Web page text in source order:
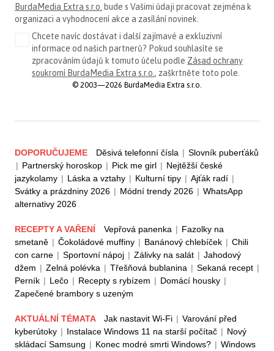
BurdaMedia Extra s.r.o. bude s Vašimi údaji pracovat zejména k
organizaci a vyhodnocení akce a zasílání novinek.
Chcete navíc dostávat i další zajímavé a exkluzivní
informace od našich partnerů? Pokud souhlasíte se
zpracováním údajů k tomuto účelu podle Zásad ochrany
soukromí BurdaMedia Extra s.r.o. , zaškrtněte toto pole.
© 2003—2026 BurdaMedia Extra s.r.o.
DOPORUČUJEME Děsivá telefonní čísla | Slovník puberťáků
| Partnerský horoskop | Pick me girl | Nejtěžší české
jazykolamy | Láska a vztahy | Kulturní tipy | Ajťák radí |
Svátky a prázdniny 2026 | Módní trendy 2026 | WhatsApp
alternativy 2026
RECEPTY A VAŘENÍ Vepřová panenka | Fazolky na
smetaně | Čokoládové muffiny | Banánový chlebíček | Chili
con carne | Sportovní nápoj | Zálivky na salát | Jahodový
džem | Zelná polévka | Třešňová bublanina | Sekaná recept |
Perník | Lečo | Recepty s rybízem | Domácí housky |
Zapečené brambory s uzeným
AKTUÁLNÍ TÉMATA Jak nastavit Wi-Fi | Varování před
kyberútoky | Instalace Windows 11 na starší počítač | Nový
skládací Samsung | Konec modré smrti Windows? | Windows